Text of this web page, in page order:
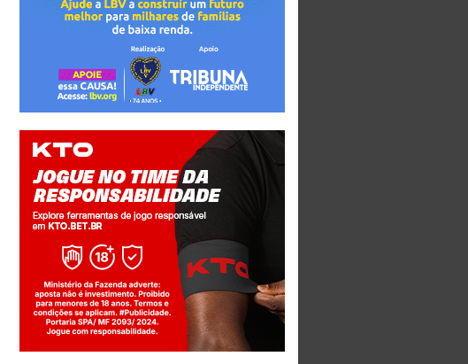
Jogue com responsabilidade. 18+